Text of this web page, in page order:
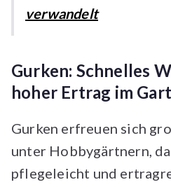
verwandelt
Gurken: Schnelles
hoher Ertrag im
Gurken erfreuen sich
unter Hobbygärtnern,
pflegeleicht und